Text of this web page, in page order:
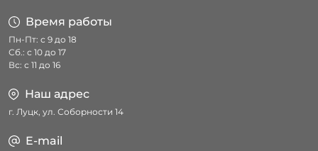
Время работы
Пн-Пт: с 9 до 18
Сб.: с 10 до 17
Вс: с 11 до 16
Наш адрес
г. Луцк, ул. Соборности 14
E-mail